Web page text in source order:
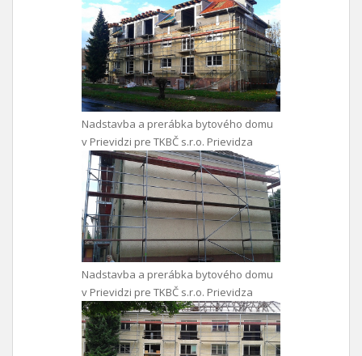
Nadstavba a prerábka bytového domu
v Prievidzi pre TKBČ s.r.o. Prievidza
Nadstavba a prerábka bytového domu
v Prievidzi pre TKBČ s.r.o. Prievidza